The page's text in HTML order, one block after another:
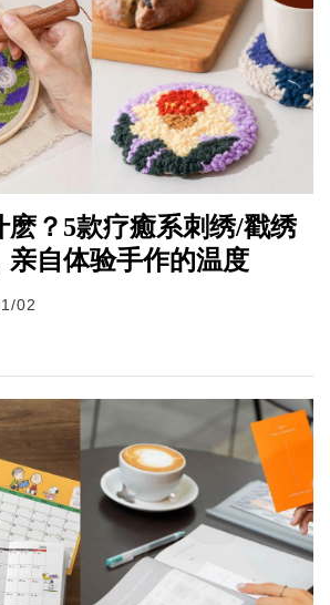
麽？5款疗癒系刺绣/戳绣
亲自体验手作的温度
02